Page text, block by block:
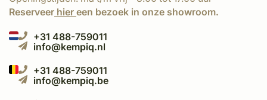
Reserveer hier een bezoek in onze showroom.
+31 488-759011
info@kempiq.nl
+31 488-759011
info@kempiq.be